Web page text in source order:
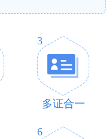
3
多证合一
6